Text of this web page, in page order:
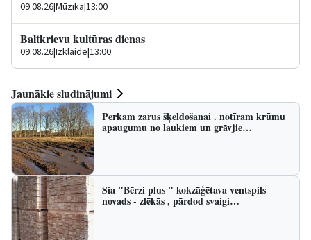
09.08.26|Mūzika|13:00
Baltkrievu kultūras dienas
09.08.26|Izklaide|13:00
Jaunākie sludinājumi
Pērkam zarus šķeldošanai . notīram krūmu
apaugumu no laukiem un grāvjie…
Sia "Bērzi plus " kokzāģētava ventspils
novads - zlēkās , pārdod svaigi…